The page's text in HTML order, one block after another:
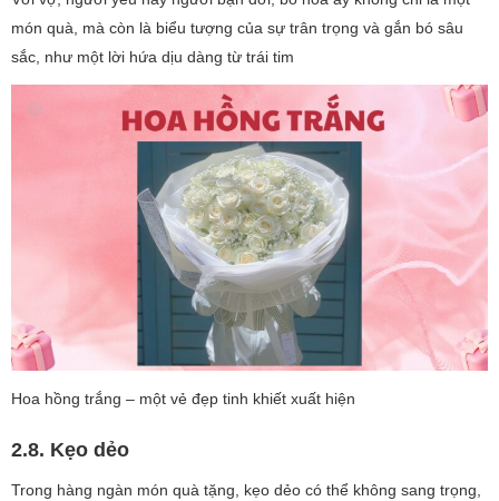
món quà, mà còn là biểu tượng của sự trân trọng và gắn bó sâu
sắc, như một lời hứa dịu dàng từ trái tim
Hoa hồng trắng – một vẻ đẹp tinh khiết xuất hiện
2.8. Kẹo dẻo
Trong hàng ngàn món quà tặng, kẹo dẻo có thể không sang trọng,